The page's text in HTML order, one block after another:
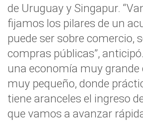
de Uruguay y Singapur.
fijamos los pilares de un
puede ser sobre comercio,
compras públicas”,
una economía muy
muy pequeño, donde
tiene aranceles el ingreso
que vamos a avanzar